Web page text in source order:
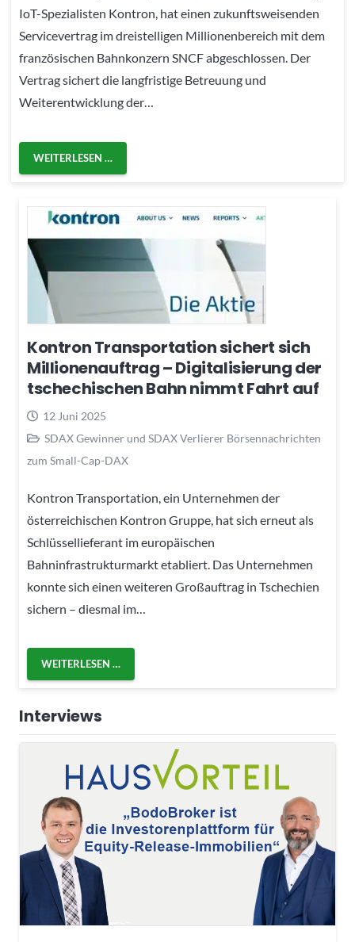
IoT-Spezialisten Kontron, hat einen zukunftsweisenden
Servicevertrag im dreistelligen Millionenbereich mit dem
französischen Bahnkonzern SNCF abgeschlossen. Der
Vertrag sichert die langfristige Betreuung und
Weiterentwicklung der…
WEITERLESEN …
Kontron Transportation sichert sich
Millionenauftrag – Digitalisierung der
tschechischen Bahn nimmt Fahrt auf
12 Juni 2025
SDAX Gewinner und SDAX Verlierer Börsennachrichten
zum Small-Cap-DAX
Kontron Transportation, ein Unternehmen der
österreichischen Kontron Gruppe, hat sich erneut als
Schlüssellieferant im europäischen
Bahninfrastrukturmarkt etabliert. Das Unternehmen
konnte sich einen weiteren Großauftrag in Tschechien
sichern – diesmal im…
WEITERLESEN …
Interviews